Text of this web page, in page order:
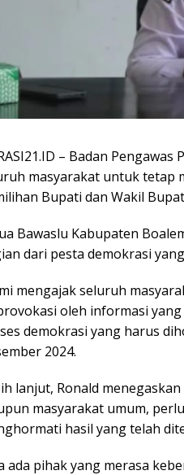
– Badan
masyarakat untuk tetap
Bupati dan Wakil
Bawaslu Kabupaten
dari pesta demokrasi
mengajak seluruh
oleh informasi
demokrasi yang harus
2024.
lanjut, Ronald
masyarakat umum,
hasil yang telah
ada pihak yang merasa